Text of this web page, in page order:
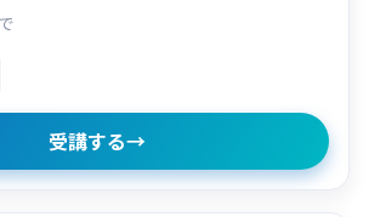
受講する→